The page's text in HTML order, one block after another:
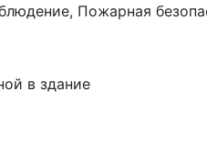
Пожарная
в здание